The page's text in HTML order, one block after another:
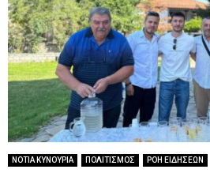
ΝΟΤΙΑ ΚΥΝΟΥΡΙΑ ΠΟΛΙΤΙΣΜΟΣ ΡΟΗ ΕΙΔΗΣΕΩΝ